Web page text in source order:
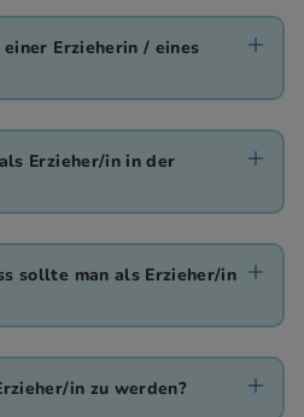
Erzieherin / eines
Erzieher/in in der
sollte man als Erzieher/in
in zu werden?